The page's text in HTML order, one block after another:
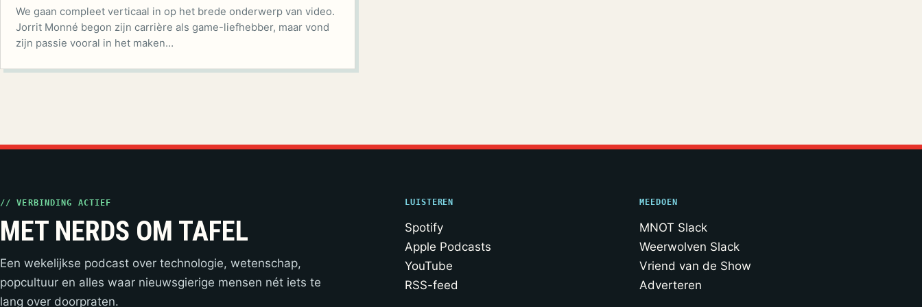
We gaan compleet verticaal in op het brede onderwerp van video.
Jorrit Monné begon zijn carrière als game-liefhebber, maar vond
zijn passie vooral in het maken…
// VERBINDING ACTIEF
MET NERDS OM TAFEL
Een wekelijkse podcast over technologie, wetenschap,
popcultuur en alles waar nieuwsgierige mensen nét iets te
lang over doorpraten.
LUISTEREN
Spotify
Apple Podcasts
YouTube
RSS-feed
MEEDOEN
MNOT Slack
Weerwolven Slack
Vriend van de Show
Adverteren